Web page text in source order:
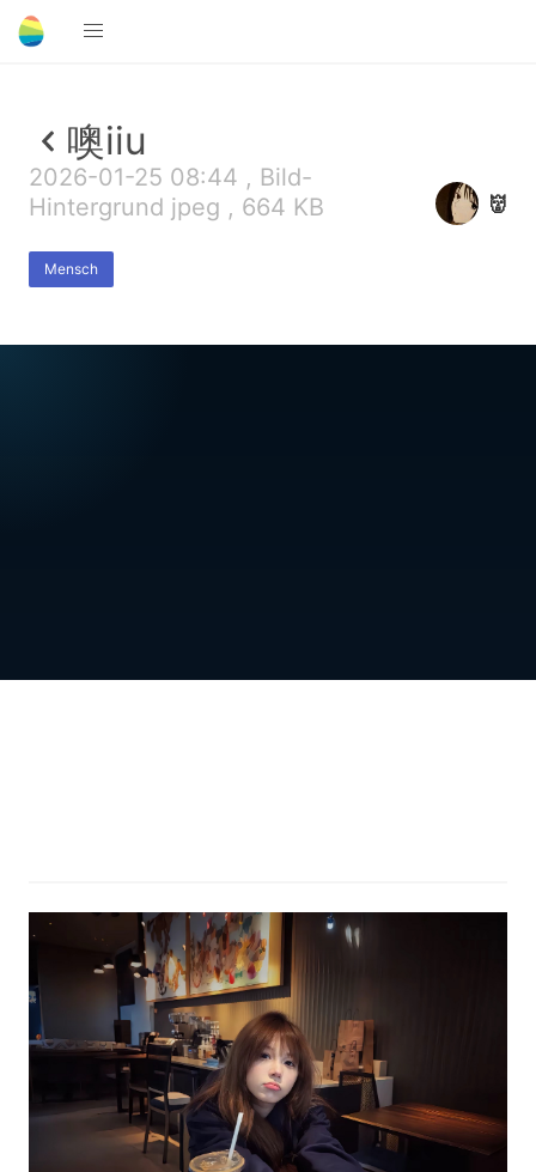
噢iiu
2026-01-25 08:44 , Bild-
Hintergrund jpeg , 664 KB
Mensch
👹